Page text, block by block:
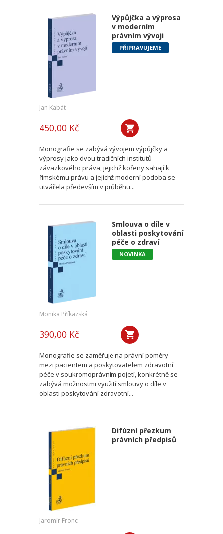
Výpůjčka a výprosa
v moderním
právním vývoji
PŘIPRAVUJEME
Jan Kabát
450,00 Kč
Monografie se zabývá vývojem výpůjčky a
výprosy jako dvou tradičních institutů
závazkového práva, jejichž kořeny sahají k
římskému právu a jejichž moderní podoba se
utvářela především v průběhu...
Smlouva o díle v
oblasti poskytování
péče o zdraví
NOVINKA
Monika Příkazská
390,00 Kč
Monografie se zaměřuje na právní poměry
mezi pacientem a poskytovatelem zdravotní
péče v soukromoprávním pojetí, konkrétně se
zabývá možnostmi využití smlouvy o díle v
oblasti poskytování zdravotní...
Difúzní přezkum
právních předpisů
Jaromír Fronc